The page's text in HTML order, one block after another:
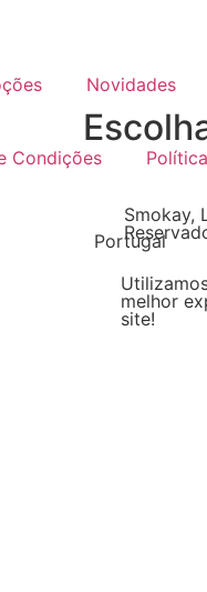
Portugal
Novidades
Condições
Smokay,
melhor
site!